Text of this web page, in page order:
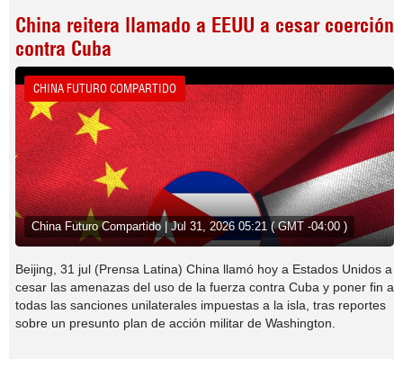
China reitera llamado a EEUU a cesar coerción
contra Cuba
CHINA FUTURO COMPARTIDO
China Futuro Compartido | Jul 31, 2026 05:21 ( GMT -04:00 )
Beijing, 31 jul (Prensa Latina) China llamó hoy a Estados Unidos a
cesar las amenazas del uso de la fuerza contra Cuba y poner fin a
todas las sanciones unilaterales impuestas a la isla, tras reportes
sobre un presunto plan de acción militar de Washington.